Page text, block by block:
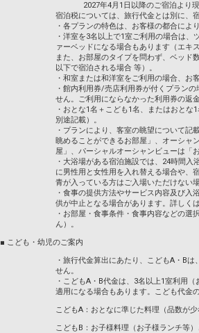
2027年4月1日以降のご宿泊より
宿泊税については、旅行代金とは別に、
・各プランの特色は、お客様の都合によ
・洋室を3名以上で1室ご利用の場合は
ァーベッドになる場合もあります（エキ
また、お部屋のタイプを問わず、ベッド
以下で宿泊される場合 等）。
・和室または和洋室をご利用の場合、お
・館内利用券/売店利用券が付くプラン
せん。ご利用にならなかった利用券の返
・おとな1名＋こども1名、またはおと
別途記載）。
・プランにより、客室の眺望について
眺めることができるお部屋」、オーシャ
屋」、パーシャルオーシャンビューは「
・大浴場がある宿泊施設では、24時間
に男性用と女性用を入れ替える場合や、
青が入っている方はご入場いただけない
・食事の提供方法やサービス内容及び
供が中止となる場合があります。詳しく
・お部屋・食事条件・食事内容などの
ん）。
■ こども・幼児のご案内
・旅行代金算出にあたり、こどもA・B
せん。
・こどもA・B代金は、3名以上1室利用
適用になる場合もあります。こども代金
こどもA：おとなに準じた料理（品数が
こどもB：お子様料理（お子様ランチ等